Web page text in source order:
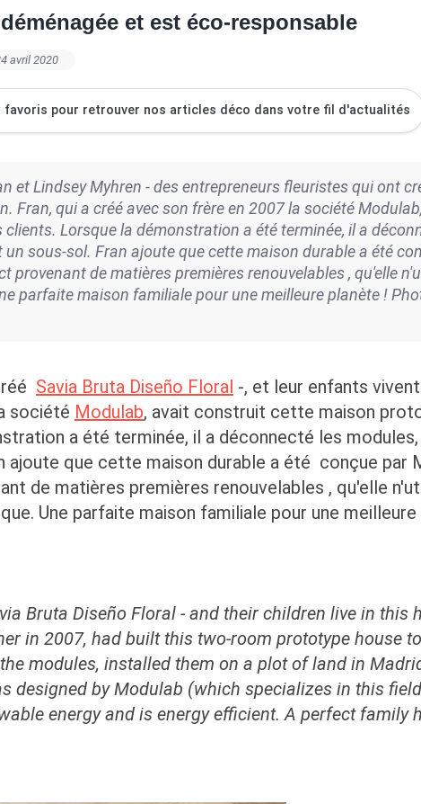
et est éco-responsable
avril 2020
pour retrouver nos articles déco dans votre fil d'actualités
et Lindsey Myhren - des entrepreneurs fleuristes qui ont
Fran, qui a créé avec son frère en 2007 la société
Lorsque la démonstration a été terminée, il a
sous-sol. Fran ajoute que cette maison durable a été
de matières premières renouvelables , qu'elle
parfaite maison familiale pour une meilleure planète !
Savia Bruta Diseño Floral -, et leur enfants
société Modulab, avait construit cette maison
a été terminée, il a déconnecté les
ajoute que cette maison durable a été conçue par
de matières premières renouvelables , qu'elle
Une parfaite maison familiale pour une meilleure
Bruta Diseño Floral - and their children live in this
in 2007, had built this two-room prototype house
modules, installed them on a plot of land in
designed by Modulab (which specializes in this
energy and is energy efficient. A perfect family